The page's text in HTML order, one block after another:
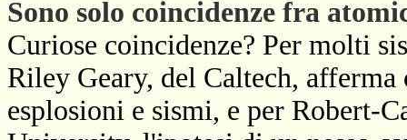
Sono solo coincidenze fra
Curiose coincidenze? Per molti
Riley Geary, del Caltech,
esplosioni e sismi, e per Robert-